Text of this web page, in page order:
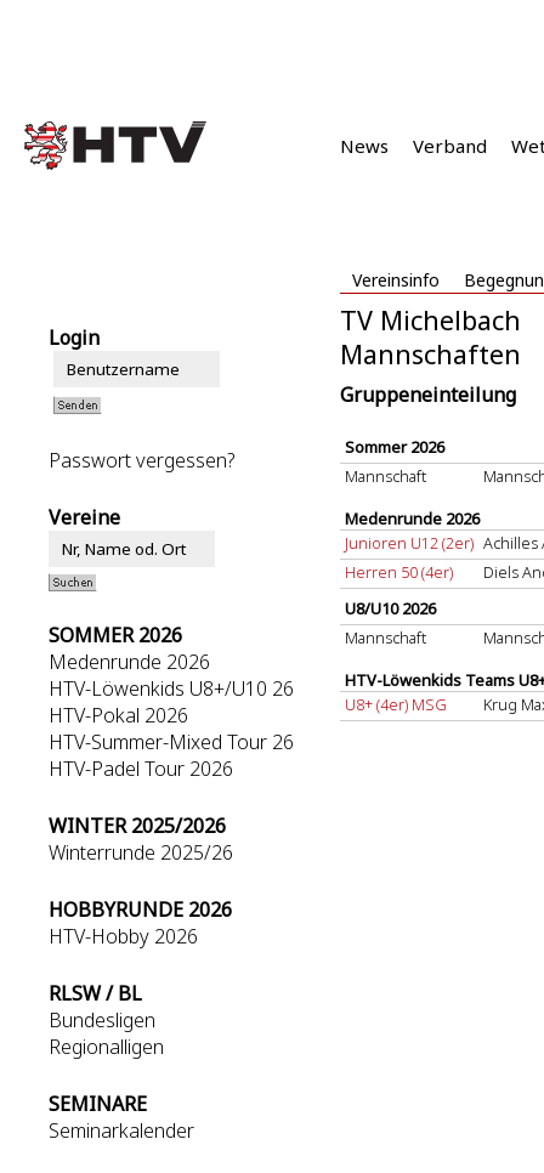
News Verband
Vereinsinfo
Login
Passwort vergessen?
Vereine
SOMMER 2026
Medenrunde 2026
HTV-Löwenkids U8+/U10 26
HTV-Pokal 2026
HTV-Summer-Mixed Tour 26
HTV-Padel Tour 2026
WINTER 2025/2026
Winterrunde 2025/26
HOBBYRUNDE 2026
HTV-Hobby 2026
RLSW / BL
Bundesligen
Regionalligen
SEMINARE
Seminarkalender
TV Michelbach
Mannschaften
Gruppeneinteilung
Sommer 2026
Mannschaft
Medenrunde 2026
Junioren U12 (2er) Achilles
Herren 50 (4er)
Diels
U8/U10 2026
Mannschaft
HTV-Löwenkids Teams
U8+ (4er) MSG
Krug